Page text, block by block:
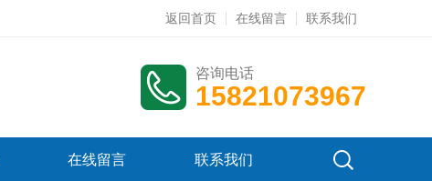
返回首页 在线留言 联系我们
咨询电话
15821073967
在线留言 联系我们